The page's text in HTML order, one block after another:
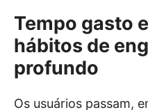
Tempo gasto
hábitos de
profundo
Os usuários passam,